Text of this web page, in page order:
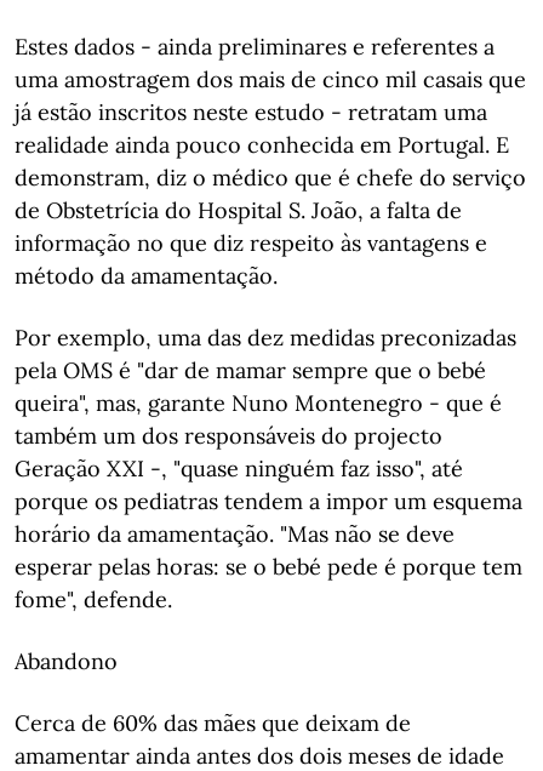
Estes dados - ainda preliminares e referentes a
uma amostragem dos mais de cinco mil casais que
já estão inscritos neste estudo - retratam uma
realidade ainda pouco conhecida em Portugal. E
demonstram, diz o médico que é chefe do serviço
de Obstetrícia do Hospital S. João, a falta de
informação no que diz respeito às vantagens e
método da amamentação.
Por exemplo, uma das dez medidas preconizadas
pela OMS é "dar de mamar sempre que o bebé
queira", mas, garante Nuno Montenegro - que é
também um dos responsáveis do projecto
Geração XXI -, "quase ninguém faz isso", até
porque os pediatras tendem a impor um esquema
horário da amamentação. "Mas não se deve
esperar pelas horas: se o bebé pede é porque tem
fome", defende.
Abandono
Cerca de 60% das mães que deixam de
amamentar ainda antes dos dois meses de idade